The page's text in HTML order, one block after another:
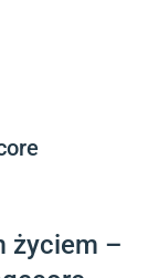
życiem –